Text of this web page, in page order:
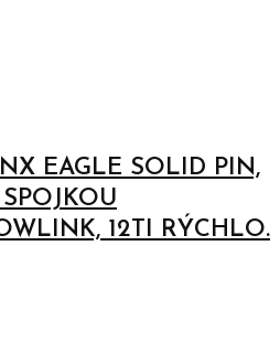
EAGLE SOLID PIN,
12TI RÝCHLO.